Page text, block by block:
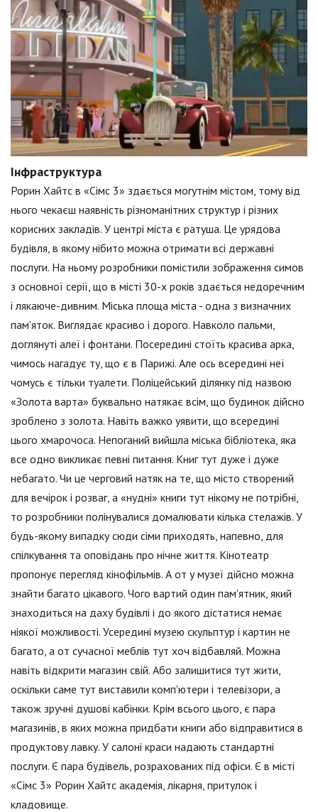
Інфраструктура
Рорин Хайтс в «Сімс 3» здається могутнім містом, тому від
нього чекаєш наявність різноманітних структур і різних
корисних закладів. У центрі міста є ратуша. Це урядова
будівля, в якому нібито можна отримати всі державні
послуги. На ньому розробники помістили зображення симов
з основної серії, що в місті 30-х років здається недоречним
і лякаюче-дивним. Міська площа міста - одна з визначних
пам'яток. Виглядає красиво і дорого. Навколо пальми,
доглянуті алеї і фонтани. Посередині стоїть красива арка,
чимось нагадує ту, що є в Парижі. Але ось всередині неї
чомусь є тільки туалети. Поліцейський ділянку під назвою
«Золота варта» буквально натякає всім, що будинок дійсно
зроблено з золота. Навіть важко уявити, що всередині
цього хмарочоса. Непоганий вийшла міська бібліотека, яка
все одно викликає певні питання. Книг тут дуже і дуже
небагато. Чи це черговий натяк на те, що місто створений
для вечірок і розваг, а «нудні» книги тут нікому не потрібні,
то розробники полінувалися домалювати кілька стелажів. У
будь-якому випадку сюди сіми приходять, напевно, для
спілкування та оповідань про нічне життя. Кінотеатр
пропонує перегляд кінофільмів. А от у музеї дійсно можна
знайти багато цікавого. Чого вартий один пам'ятник, який
знаходиться на даху будівлі і до якого дістатися немає
ніякої можливості. Усередині музею скульптур і картин не
багато, а от сучасної меблів тут хоч відбавляй. Можна
навіть відкрити магазин свій. Або залишитися тут жити,
оскільки саме тут виставили комп'ютери і телевізори, а
також зручні душові кабінки. Крім всього цього, є пара
магазинів, в яких можна придбати книги або відправитися в
продуктову лавку. У салоні краси надають стандартні
послуги. Є пара будівель, розрахованих під офіси. Є в місті
«Сімс 3» Рорин Хайтс академія, лікарня, притулок і
кладовище.